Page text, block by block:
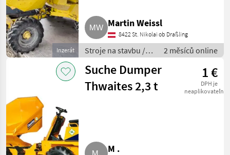
Inzerát
Martin Weissl
8422 St. Nikolai ob Draßling
Stroje na stavbu /
Sklápacie vozidlo
2 měsíců online
Suche Dumper
Thwaites 2,3 t
1 €
DPH je
neaplikovateľné
M .